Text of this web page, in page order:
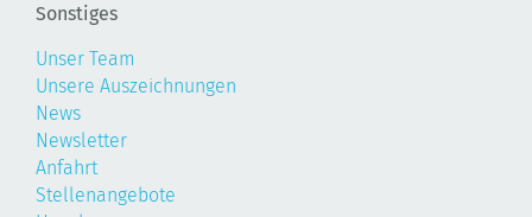
Sonstiges
Unser Team
Unsere Auszeichnungen
News
Newsletter
Anfahrt
Stellenangebote